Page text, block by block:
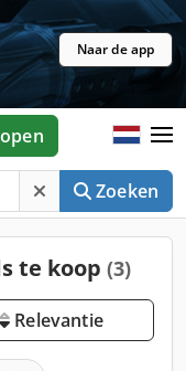
Naar de app
Zoeken
te koop (3)
Relevantie